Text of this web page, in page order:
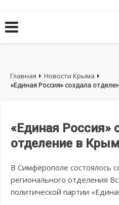
Главная
Новости Крыма
«Единая Россия» создала
«Единая Россия»
отделение в
В Симферополе состоялось
регионального отделения
политической партии